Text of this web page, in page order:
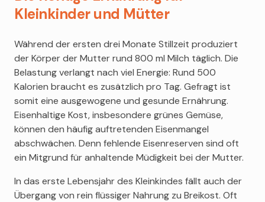
Kleinkinder und Mütter
Während der ersten drei Monate Stillzeit produziert
der Körper der Mutter rund 800 ml Milch täglich. Die
Belastung verlangt nach viel Energie: Rund 500
Kalorien braucht es zusätzlich pro Tag. Gefragt ist
somit eine ausgewogene und gesunde Ernährung.
Eisenhaltige Kost, insbesondere grünes Gemüse,
können den häufig auftretenden Eisenmangel
abschwächen. Denn fehlende Eisenreserven sind oft
ein Mitgrund für anhaltende Müdigkeit bei der Mutter.
In das erste Lebensjahr des Kleinkindes fällt auch der
Übergang von rein flüssiger Nahrung zu Breikost. Oft